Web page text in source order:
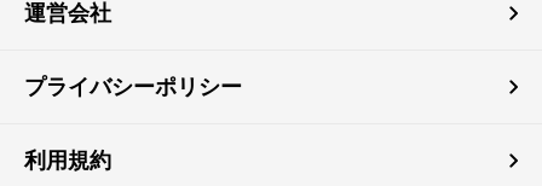
運営会社
プライバシーポリシー
利用規約